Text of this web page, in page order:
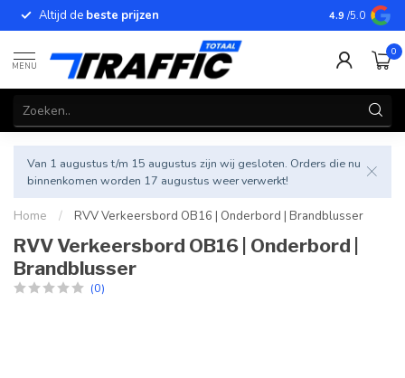
Altijd de beste prijzen Betrouwbare
4.9 /5.0
MENU
0
Van 1 augustus t/m 15 augustus zijn wij gesloten. Orders die nu
binnenkomen worden 17 augustus weer verwerkt!
Home / RVV Verkeersbord OB16 | Onderbord | Brandblusser
RVV Verkeersbord OB16 | Onderbord |
Brandblusser
(0)